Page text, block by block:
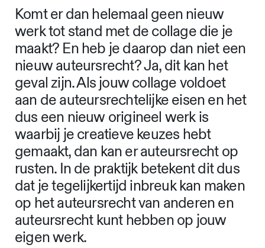
Komt er dan helemaal geen nieuw
werk tot stand met de collage die je
maakt? En heb je daarop dan niet een
nieuw auteursrecht? Ja, dit kan het
geval zijn. Als jouw collage voldoet
aan de auteursrechtelijke eisen en het
dus een nieuw origineel werk is
waarbij je creatieve keuzes hebt
gemaakt, dan kan er auteursrecht op
rusten. In de praktijk betekent dit dus
dat je tegelijkertijd inbreuk kan maken
op het auteursrecht van anderen en
auteursrecht kunt hebben op jouw
eigen werk.